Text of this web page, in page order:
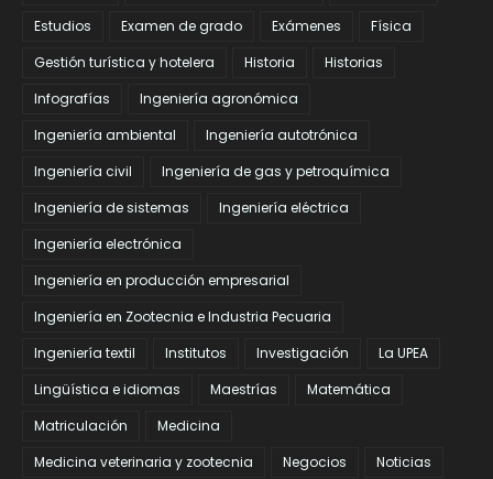
Estudios
Examen de grado Exámenes
Física
Gestión turística y hotelera
Historia
Historias
Infografías
Ingeniería agronómica
Ingeniería ambiental
Ingeniería autotrónica
Ingeniería civil
Ingeniería de gas y petroquímica
Ingeniería de sistemas
Ingeniería eléctrica
Ingeniería electrónica
Ingeniería en producción empresarial
Ingeniería en Zootecnia e Industria Pecuaria
Ingeniería textil
Institutos Investigación
La UPEA
Lingüística e idiomas
Maestrías
Matemática
Matriculación
Medicina
Medicina veterinaria y zootecnia
Negocios Noticias